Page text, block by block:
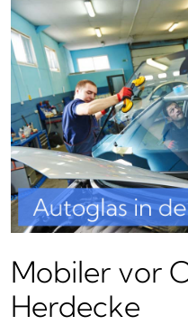
Mobiler vor
Herdecke